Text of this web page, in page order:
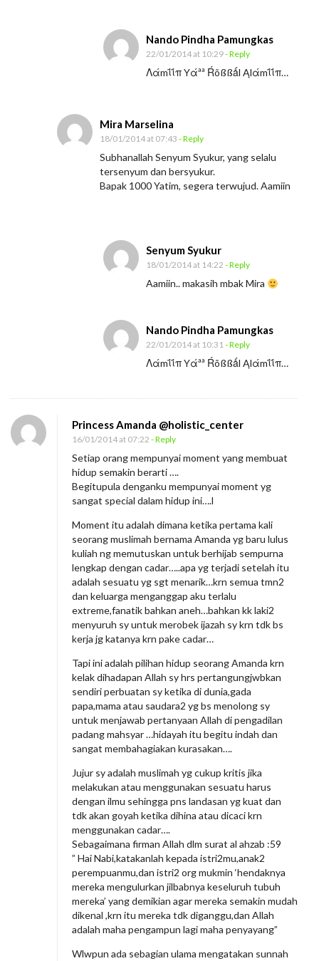
Nando Pindha Pamungkas
22/01/2014 at 10:29- Reply
Λάmΐΐπ Yάªª Ŕõßßǻl Ąlάmΐΐπ…
Mira Marselina
18/01/2014 at 07:43 - Reply
Subhanallah Senyum Syukur, yang selalu
tersenyum dan bersyukur.
Bapak 1000 Yatim, segera terwujud. Aamiin
Senyum Syukur
18/01/2014 at 14:22 - Reply
Aamiin.. makasih mbak Mira
Nando Pindha Pamungkas
22/01/2014 at 10:31- Reply
Λάmΐΐπ Yάªª Ŕõßßǻl Ąlάmΐΐπ…
Princess Amanda @holistic_center
16/01/2014 at 07:22 - Reply
Setiap orang mempunyai moment yang membuat
hidup semakin berarti ….
Begitupula denganku mempunyai moment yg
sangat special dalam hidup ini….l
Moment itu adalah dimana ketika pertama kali
seorang muslimah bernama Amanda yg baru lulus
kuliah ng memutuskan untuk berhijab sempurna
lengkap dengan cadar…..apa yg terjadi setelah itu
adalah sesuatu yg sgt menarik…krn semua tmn2
dan keluarga menganggap aku terlalu
extreme,fanatik bahkan aneh…bahkan kk laki2
menyuruh sy untuk merobek ijazah sy krn tdk bs
kerja jg katanya krn pake cadar…
Tapi ini adalah pilihan hidup seorang Amanda krn
kelak dihadapan Allah sy hrs pertangungjwbkan
sendiri perbuatan sy ketika di dunia,gada
papa,mama atau saudara2 yg bs menolong sy
untuk menjawab pertanyaan Allah di pengadilan
padang mahsyar …hidayah itu begitu indah dan
sangat membahagiakan kurasakan….
Jujur sy adalah muslimah yg cukup kritis jika
melakukan atau menggunakan sesuatu harus
dengan ilmu sehingga pns landasan yg kuat dan
tdk akan goyah ketika dihina atau dicaci krn
menggunakan cadar….
Sebagaimana firman Allah dlm surat al ahzab :59
” Hai Nabi,katakanlah kepada istri2mu,anak2
perempuanmu,dan istri2 org mukmin ‘hendaknya
mereka mengulurkan jilbabnya keseluruh tubuh
mereka’ yang demikian agar mereka semakin mudah
dikenal ,krn itu mereka tdk diganggu,dan Allah
adalah maha pengampun lagi maha penyayang”
Wlwpun ada sebagian ulama mengatakan sunnah